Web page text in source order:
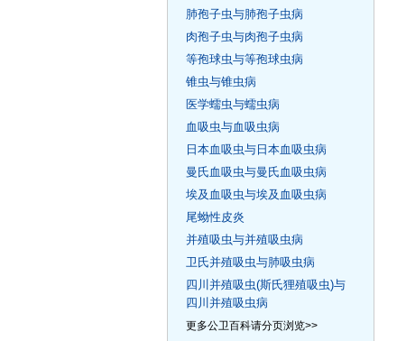
肺孢子虫与肺孢子虫病
肉孢子虫与肉孢子虫病
等孢球虫与等孢球虫病
锥虫与锥虫病
医学蠕虫与蠕虫病
血吸虫与血吸虫病
日本血吸虫与日本血吸虫病
曼氏血吸虫与曼氏血吸虫病
埃及血吸虫与埃及血吸虫病
尾蚴性皮炎
并殖吸虫与并殖吸虫病
卫氏并殖吸虫与肺吸虫病
四川并殖吸虫(斯氏狸殖吸虫)与
四川并殖吸虫病
更多公卫百科请分页浏览>>